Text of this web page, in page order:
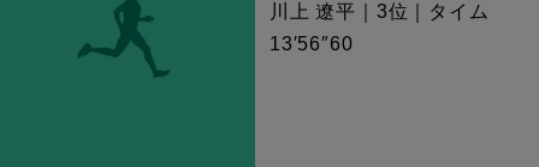
川上 遼平｜3位｜タイム
13′56″60